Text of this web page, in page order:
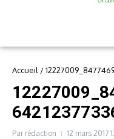
Accueil /
Par rédaction 12 mars 2017